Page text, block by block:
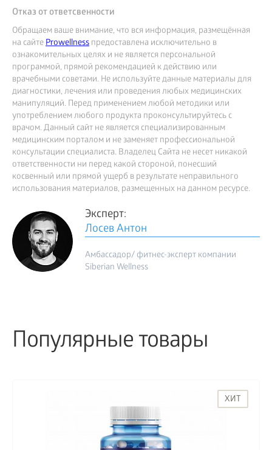
Отказ от ответсвенности
Обращаем ваше внимание, что вся информация, размещённая
на сайтеProwellness предоставлена исключительно в
ознакомительных целях и не является персональной
программой, прямой рекомендацией к действию или
врачебными советами. Не используйте данные материалы для
диагностики, лечения или проведения любых медицинских
манипуляций. Перед применением любой методики или
употреблением любого продукта проконсультируйтесь с
врачом. Данный сайт не является специализированным
медицинским порталом и не заменяет профессиональной
консультации специалиста. Владелец Сайта не несет никакой
ответственности ни перед какой стороной, понесший
косвенный или прямой ущерб в результате неправильного
использования материалов, размещенных на данном ресурсе.
Эксперт:
Лосев Антон
Амбассадор/ фитнес-эксперт компании
Siberian Wellness
Популярные товары
ХИТ